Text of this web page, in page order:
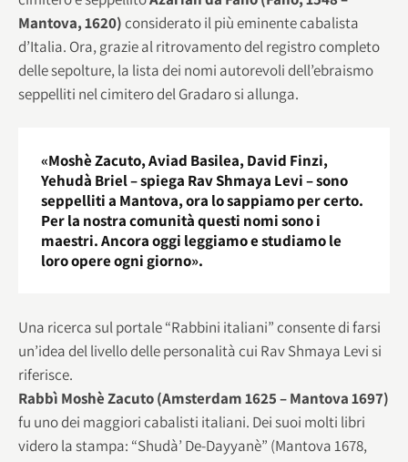
Mantova, 1620)considerato il più eminente cabalista
d’Italia. Ora, grazie al ritrovamento del registro completo
delle sepolture, la lista dei nomi autorevoli dell’ebraismo
seppelliti nel cimitero del Gradaro si allunga.
«Moshè Zacuto, Aviad Basilea, David Finzi,
Yehudà Briel – spiega Rav Shmaya Levi – sono
seppelliti a Mantova, ora lo sappiamo per certo.
Per la nostra comunità questi nomi sono i
maestri. Ancora oggi leggiamo e studiamo le
loro opere ogni giorno».
Una ricerca sul portale “Rabbini italiani” consente di farsi
un’idea del livello delle personalità cui Rav Shmaya Levi si
riferisce.
Rabbì Moshè Zacuto (Amsterdam 1625 – Mantova 1697)
fu uno dei maggiori cabalisti italiani. Dei suoi molti libri
videro la stampa: “Shudà’ De-Dayyanè” (Mantova 1678,